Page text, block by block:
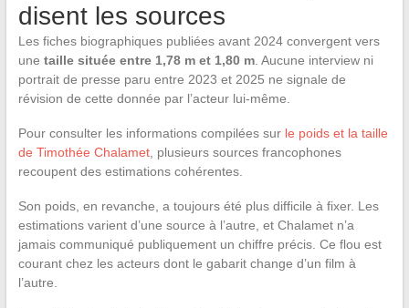
disent les sources
Les fiches biographiques publiées avant 2024 convergent vers
une taille située entre 1,78 m et 1,80 m. Aucune interview ni
portrait de presse paru entre 2023 et 2025 ne signale de
révision de cette donnée par l’acteur lui-même.
Pour consulter les informations compilées sur le poids et la taille
de Timothée Chalamet, plusieurs sources francophones
recoupent des estimations cohérentes.
Son poids, en revanche, a toujours été plus difficile à fixer. Les
estimations varient d’une source à l’autre, et Chalamet n’a
jamais communiqué publiquement un chiffre précis. Ce flou est
courant chez les acteurs dont le gabarit change d’un film à
l’autre.